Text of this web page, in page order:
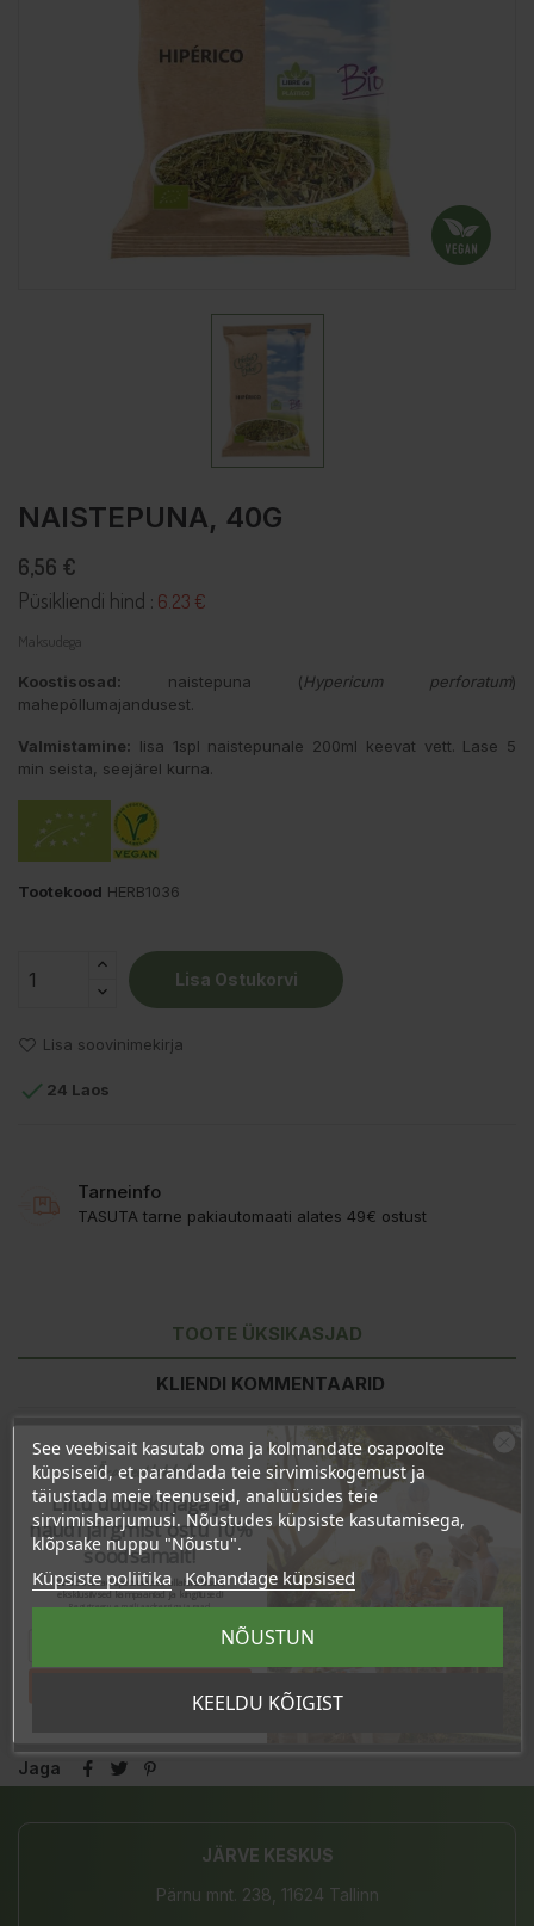
NAISTEPUNA, 40G
6,56 €
Püsikliendi hind : 6.23 €
Maksudega
Koostisosad: naistepuna (Hypericum perforatum)
mahepõllumajandusest.
Valmistamine: lisa 1spl naistepunale 200ml keevat vett. Lase 5
min seista, seejärel kurna.
Tootekood HERB1036
Lisa Ostukorvi
Lisa soovinimekirja
 24 Laos
Tarneinfo
TASUTA tarne pakiautomaati alates 49€ ostust
TOOTE ÜKSIKASJAD
KLIENDI KOMMENTAARID
Jaga
JÄRVE KESKUS
Pärnu mnt. 238, 11624 Tallinn
See veebisait kasutab oma ja kolmandate osapoolte
küpsiseid, et parandada teie sirvimiskogemust ja
täiustada meie teenuseid, analüüsides teie
sirvimisharjumusi. Nõustudes küpsiste kasutamisega,
klõpsake nuppu "Nõustu".
Küpsiste poliitika Kohandage küpsised
KEELDU KÕIGIST
NÕUSTUN
Ära veel lahku!
Liitu uudiskirjaga ja
naudi järgmist ostu 10%
soodsamalt!
Sind ootavad spetsiaalsed allahindlused,
eksklusiivsed kampaaniad ja kingitused!
Registreeru e-maili aadressiga ja saad